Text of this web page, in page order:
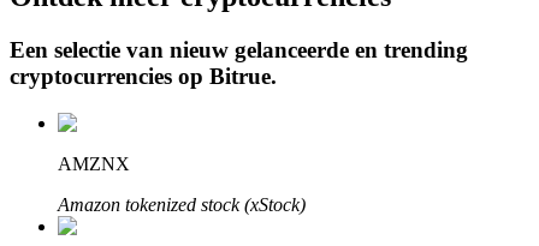
Auto Invest
Een selectie van nieuw gelanceerde en trending
cryptocurrencies op Bitrue.
AMZNX
Amazon tokenized stock (xStock)